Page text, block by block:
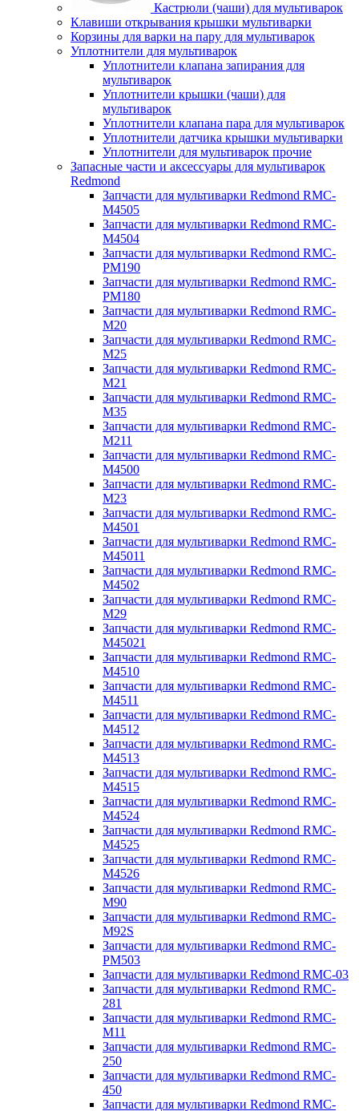
Кастрюли (чаши) для мультиварок
Клавиши открывания крышки мультиварки
Корзины для варки на пару для мультиварок
Уплотнители для мультиварок
Уплотнители клапана запирания для
мультиварок
Уплотнители крышки (чаши) для
мультиварок
Уплотнители клапана пара для мультиварок
Уплотнители датчика крышки мультиварки
Уплотнители для мультиварок прочие
Запасные части и аксессуары для мультиварок
Redmond
Запчасти для мультиварки Redmond RMC-
M4505
Запчасти для мультиварки Redmond RMC-
M4504
Запчасти для мультиварки Redmond RMC-
PM190
Запчасти для мультиварки Redmond RMC-
PM180
Запчасти для мультиварки Redmond RMC-
M20
Запчасти для мультиварки Redmond RMC-
M25
Запчасти для мультиварки Redmond RMC-
M21
Запчасти для мультиварки Redmond RMC-
M35
Запчасти для мультиварки Redmond RMC-
M211
Запчасти для мультиварки Redmond RMC-
M4500
Запчасти для мультиварки Redmond RMC-
M23
Запчасти для мультиварки Redmond RMC-
M4501
Запчасти для мультиварки Redmond RMC-
M45011
Запчасти для мультиварки Redmond RMC-
M4502
Запчасти для мультиварки Redmond RMC-
M29
Запчасти для мультиварки Redmond RMC-
M45021
Запчасти для мультиварки Redmond RMC-
M4510
Запчасти для мультиварки Redmond RMC-
M4511
Запчасти для мультиварки Redmond RMC-
M4512
Запчасти для мультиварки Redmond RMC-
M4513
Запчасти для мультиварки Redmond RMC-
M4515
Запчасти для мультиварки Redmond RMC-
M4524
Запчасти для мультиварки Redmond RMC-
M4525
Запчасти для мультиварки Redmond RMC-
M4526
Запчасти для мультиварки Redmond RMC-
M90
Запчасти для мультиварки Redmond RMC-
M92S
Запчасти для мультиварки Redmond RMC-
PM503
Запчасти для мультиварки Redmond RMC-03
Запчасти для мультиварки Redmond RMC-
281
Запчасти для мультиварки Redmond RMC-
M11
Запчасти для мультиварки Redmond RMC-
250
Запчасти для мультиварки Redmond RMC-
450
Запчасти для мультиварки Redmond RMC-